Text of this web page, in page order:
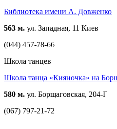
Библиотека имени А. Довженко
563 м. ул. Западная, 11 Киев
(044) 457-78-66
Школа танцев
Школа танца «Кияночка» на
580 м. ул. Борщаговская, 204-Г
(067) 797-21-72